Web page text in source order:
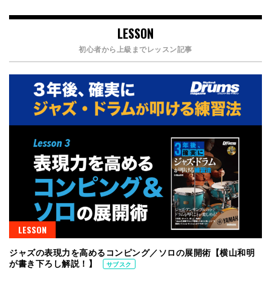
LESSON
初心者から上級までレッスン記事
LESSON
ジャズの表現力を高めるコンピング／ソロの展開術【横山和明
が書き下ろし解説！】
サブスク